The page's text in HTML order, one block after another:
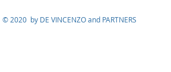
© 2020 by DE VINCENZO and PARTNERS